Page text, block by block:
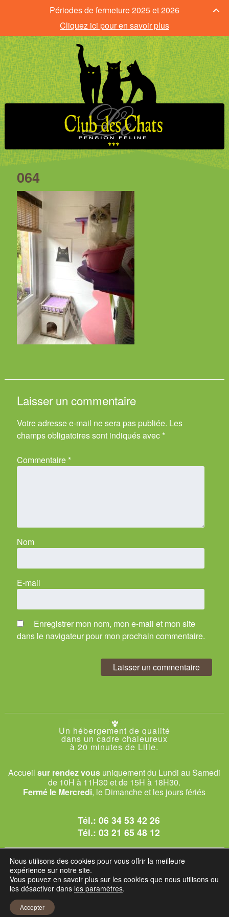
064
Laisser un commentaire
Votre adresse e-mail ne sera pas publiée. Les
champs obligatoires sont indiqués avec *
Commentaire *
Nom
E-mail
Enregistrer mon nom, mon e-mail et mon site
dans le navigateur pour mon prochain commentaire.
Un hébergement de qualité
dans un cadre chaleureux
à 20 minutes de Lille.
Accueilsur rendez vous uniquement du Lundi au Samedi
de 10H à 11H30 et de 15H à 18H30.
Fermé le Mercredi, le Dimanche et les jours fériés
Tél.:06 34 53 42 26
Tél.:03 21 65 48 12
© 2026 Le Club des Chats
1228 rue bataille - 62840 Sailly-sur-la-Lys.
Mentions légales et C.G.U
Nous utilisons des cookies pour vous offrir la meilleure
expérience sur notre site.
Vous pouvez en savoir plus sur les cookies que nous utilisons ou
les désactiver dans les paramètres.
Accepter
Périodes de fermeture 2025 et 2026
Cliquez ici pour en savoir plus